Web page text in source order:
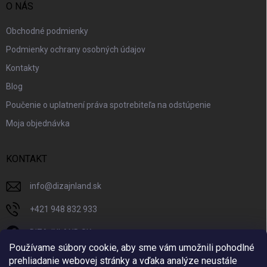
Používame súbory cookie, aby sme vám umožnili pohodlné
prehliadanie webovej stránky a vďaka analýze neustále
O NÁS
Obchodné podmienky
Podmienky ochrany osobných údajov
Kontakty
Blog
Poučenie o uplatnení práva spotrebiteľa na odstúpenie
Moja objednávka
KONTAKT
info@dizajnland.sk
+421 948 832 933
DIZAJNLAND SK
dizajnland.sk/